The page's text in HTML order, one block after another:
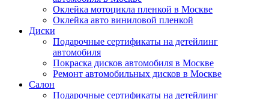
Оклейка мотоцикла пленкой в Москве
Оклейка авто виниловой пленкой
Диски
Подарочные сертификаты на детейлинг
автомобиля
Покраска дисков автомобиля в Москве
Ремонт автомобильных дисков в Москве
Салон
Подарочные сертификаты на детейлинг